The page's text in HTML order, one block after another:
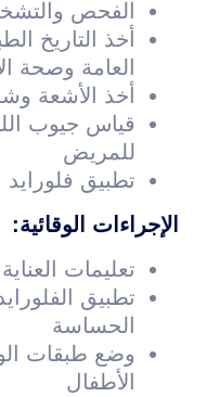
الفحص
أخذ التاريخ
العامة وصحة
أخذ الأشعة
قياس جيوب
للمريض
تطبيق
الإجراءات الوقائية:
تعليمات
تطبيق
الحساسة
وضع طبقات
الأطفال